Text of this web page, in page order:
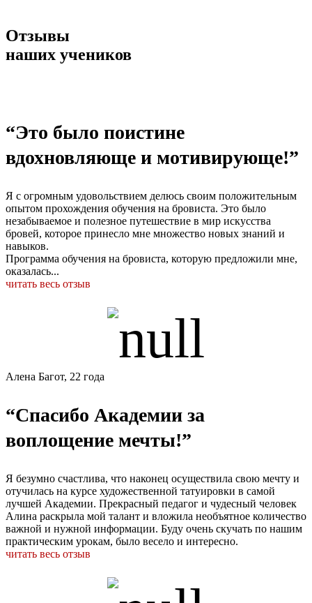
Отзывы
наших учеников
“Это было поистине
вдохновляюще и мотивирующе!”
Я с огромным удовольствием делюсь своим положительным
опытом прохождения обучения на бровиста. Это было
незабываемое и полезное путешествие в мир искусства
бровей, которое принесло мне множество новых знаний и
навыков.
Программа обучения на бровиста, которую предложили мне,
оказалась...
читать весь отзыв
Алена Багот, 22 года
“Спасибо Академии за
воплощение мечты!”
Я безумно счастлива, что наконец осуществила свою мечту и
отучилась на курсе художественной татуировки в самой
лучшей Академии. Прекрасный педагог и чудесный человек
Алина раскрыла мой талант и вложила необъятное количество
важной и нужной информации. Буду очень скучать по нашим
практическим урокам, было весело и интересно.
читать весь отзыв